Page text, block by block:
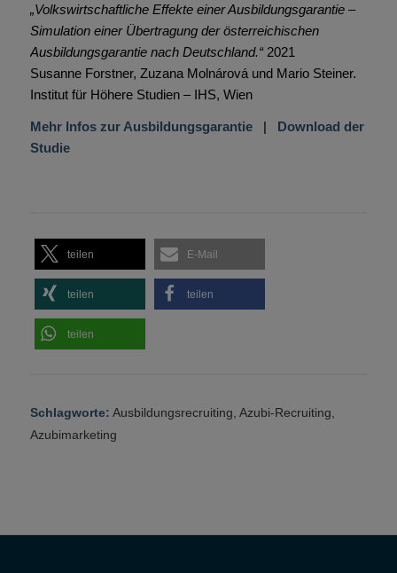
„Volkswirtschaftliche Effekte einer Ausbildungsgarantie –
Simulation einer Übertragung der österreichischen
Ausbildungsgarantie nach Deutschland.“2021
Susanne Forstner, Zuzana Molnárová und Mario Steiner.
Institut für Höhere Studien – IHS, Wien
Mehr Infos zur Ausbildungsgarantie|
Download der
Studie
teilen E-Mail
teilen teilen
teilen
Schlagworte: Ausbildungsrecruiting, Azubi-Recruiting,
Azubimarketing